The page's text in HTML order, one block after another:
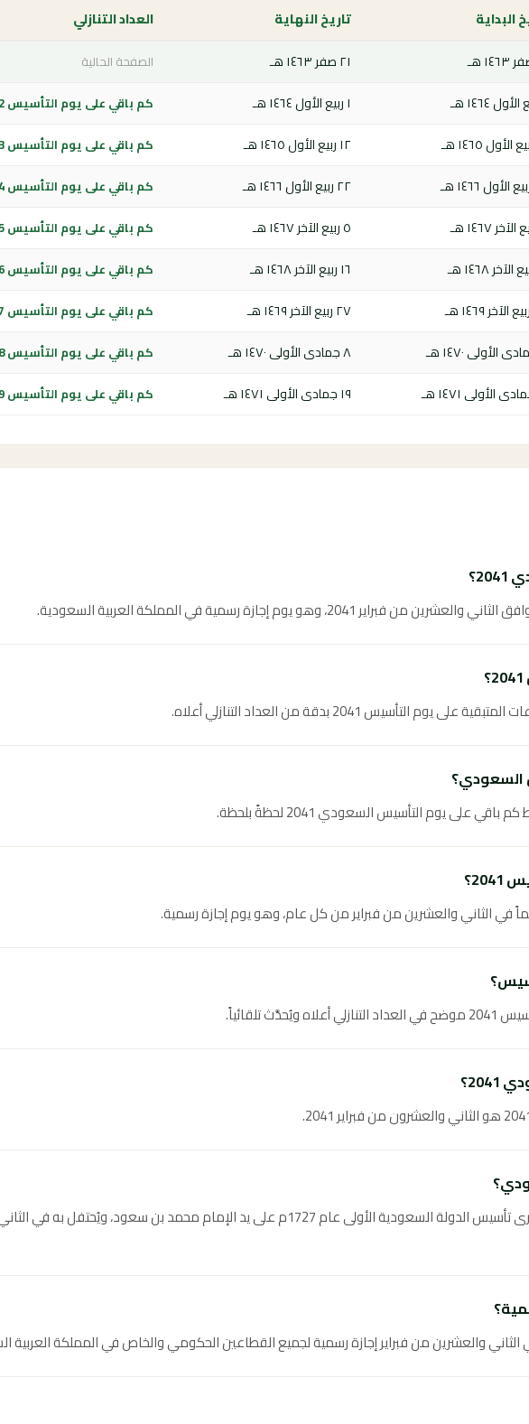
البداية تاريخ النهاية
العداد التنازلي
٢١ صفر ١٤٦٣ هـ الصفحة الحالية
١ ربيع الأول ١٤٦٤ هـ كم باقي على يوم التأسيس 2042 ←
١٢ ربيع الأول ١٤٦٥ هـ كم باقي على يوم التأسيس 2043 ←
٢٢ ربيع الأول ١٤٦٦ هـ كم باقي على يوم التأسيس 2044 ←
٥ ربيع الآخر ١٤٦٧ هـ كم باقي على يوم التأسيس 2045 ←
١٦ ربيع الآخر ١٤٦٨ هـ كم باقي على يوم التأسيس 2046 ←
٢٧ ربيع الآخر ١٤٦٩ هـ كم باقي على يوم التأسيس 2047 ←
٨ جمادى الأولى ١٤٧٠ هـ كم باقي على يوم التأسيس 2048 ←
١٩ جمادى الأولى ١٤٧١ هـ كم باقي على يوم التأسيس 2049 ←
التأسيس 2041 بدقة من العداد التنازلي أعلاه.
السعودي؟
على يوم التأسيس السعودي 2041 لحظةً بلحظة.
في الثاني والعشرين من فبراير من كل عام، وهو يوم إجازة رسمية.
تلقائياً.
يوم التأسيس السعودي هو ذكرى تأسيس الدولة السعودية الأولى عام 1727م على يد الإمام محمد بن سعود،
والعشرين من فبراير إجازة رسمية لجميع القطاعين الحكومي والخاص في المملكة العربية